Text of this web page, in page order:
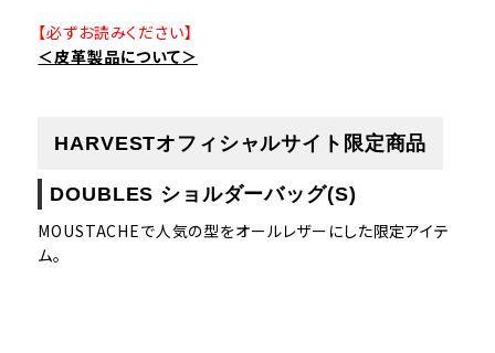
【必ずお読みください】
＜皮革製品について＞
HARVESTオフィシャルサイト限定商品
DOUBLES ショルダーバッグ(S)
MOUSTACHEで人気の型をオールレザーにした限定アイテ
ム。